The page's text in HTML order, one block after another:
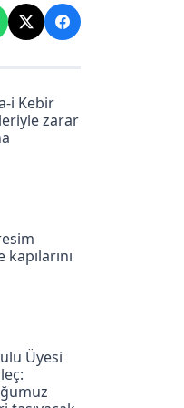
i Kebir
zarar
Üyesi